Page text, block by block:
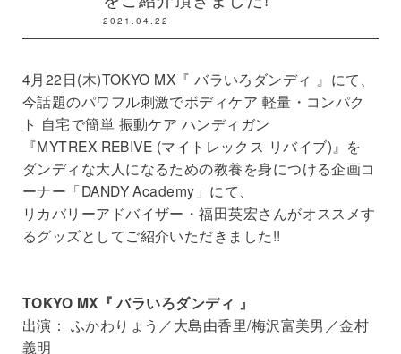
2021.04.22
4月22日(木)TOKYO MX『 バラいろダンディ 』にて、
今話題のパワフル刺激でボディケア 軽量・コンパク
ト 自宅で簡単 振動ケア ハンディガン
『MYTREX REBIVE (マイトレックス リバイブ)』を
ダンディな大人になるための教養を身につける企画コ
ーナー「DANDY Academy」にて、
リカバリーアドバイザー・福田英宏さんがオススメす
るグッズとしてご紹介いただきました!!
TOKYO MX『 バラいろダンディ 』
出演： ふかわりょう／大島由香里/梅沢富美男／金村
義明